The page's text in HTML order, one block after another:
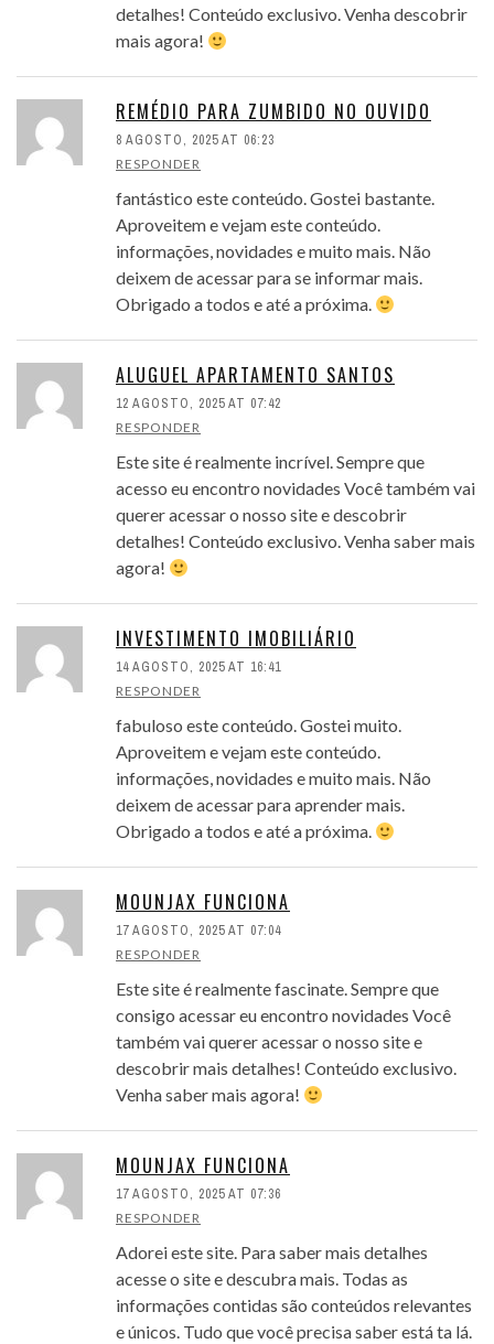
detalhes! Conteúdo exclusivo. Venha descobrir
mais agora!
REMÉDIO PARA ZUMBIDO NO OUVIDO
8 AGOSTO, 2025 AT 06:23
RESPONDER
fantástico este conteúdo. Gostei bastante.
Aproveitem e vejam este conteúdo.
informações, novidades e muito mais. Não
deixem de acessar para se informar mais.
Obrigado a todos e até a próxima.
ALUGUEL APARTAMENTO SANTOS
12 AGOSTO, 2025 AT 07:42
RESPONDER
Este site é realmente incrível. Sempre que
acesso eu encontro novidades Você também vai
querer acessar o nosso site e descobrir
detalhes! Conteúdo exclusivo. Venha saber mais
agora!
INVESTIMENTO IMOBILIÁRIO
14 AGOSTO, 2025 AT 16:41
RESPONDER
fabuloso este conteúdo. Gostei muito.
Aproveitem e vejam este conteúdo.
informações, novidades e muito mais. Não
deixem de acessar para aprender mais.
Obrigado a todos e até a próxima.
MOUNJAX FUNCIONA
17 AGOSTO, 2025 AT 07:04
RESPONDER
Este site é realmente fascinate. Sempre que
consigo acessar eu encontro novidades Você
também vai querer acessar o nosso site e
descobrir mais detalhes! Conteúdo exclusivo.
Venha saber mais agora!
MOUNJAX FUNCIONA
17 AGOSTO, 2025 AT 07:36
RESPONDER
Adorei este site. Para saber mais detalhes
acesse o site e descubra mais. Todas as
informações contidas são conteúdos relevantes
e únicos. Tudo que você precisa saber está ta lá.